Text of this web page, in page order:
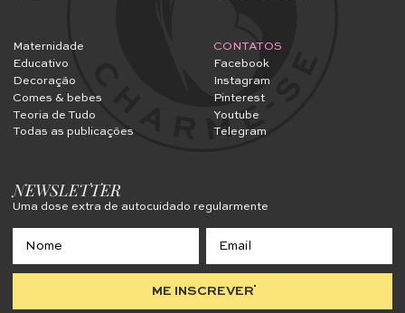
Maternidade
Educativo
Decoração
Comes & bebes
Teoria de Tudo
Todas as publicações
CONTATOS
Facebook
Instagram
Pinterest
Youtube
Telegram
NEWSLETTER
Uma dose extra de autocuidado regularmente
ME INSCREVER